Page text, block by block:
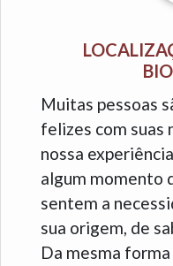
Muitas pessoas
felizes com suas
nossa
algum momento
sentem a
sua origem, de
Da mesma